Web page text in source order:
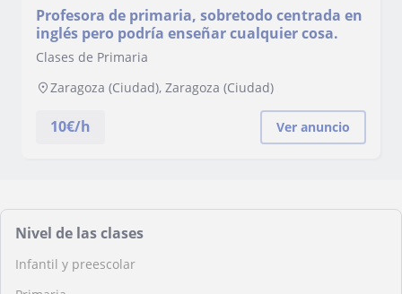
Profesora de primaria, sobretodo centrada en
inglés pero podría enseñar cualquier cosa.
Clases de Primaria
Zaragoza (Ciudad), Zaragoza (Ciudad)
10€/h Ver anuncio
Nivel de las clases
Infantil y preescolar